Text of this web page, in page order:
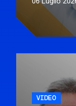
VIDEO